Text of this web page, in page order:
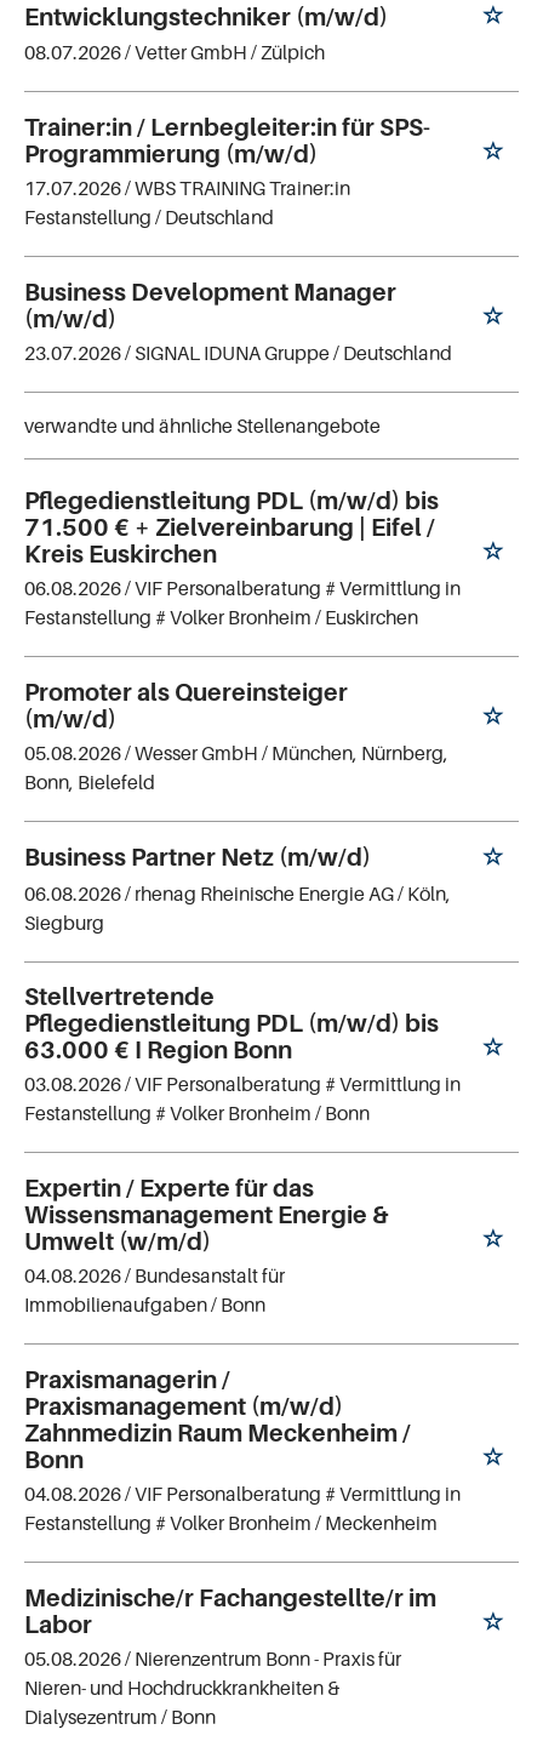
Entwicklungstechniker (m/w/d)
08.07.2026 /Vetter GmbH / Zülpich
Trainer:in / Lernbegleiter:in für SPS-
Programmierung (m/w/d)
17.07.2026 /WBS TRAINING Trainer:in
Festanstellung / Deutschland
Business Development Manager
(m/w/d)
23.07.2026 / SIGNAL IDUNA Gruppe/ Deutschland
verwandte und ähnliche Stellenangebote
Pflegedienstleitung PDL (m/w/d) bis
71.500 € + Zielvereinbarung | Eifel /
Kreis Euskirchen
06.08.2026 /VIF Personalberatung # Vermittlung in
Festanstellung # Volker Bronheim / Euskirchen
Promoter als Quereinsteiger
(m/w/d)
05.08.2026 /Wesser GmbH / München, Nürnberg,
Bonn, Bielefeld
Business Partner Netz (m/w/d)
06.08.2026 / rhenag Rheinische Energie AG/ Köln,
Siegburg
Stellvertretende
Pflegedienstleitung PDL (m/w/d) bis
63.000 € I Region Bonn
03.08.2026 /VIF Personalberatung # Vermittlung in
Festanstellung # Volker Bronheim / Bonn
Expertin / Experte für das
Wissensmanagement Energie &
Umwelt (w/m/d)
04.08.2026 / Bundesanstalt für
Immobilienaufgaben/ Bonn
Praxismanagerin /
Praxismanagement (m/w/d)
Zahnmedizin Raum Meckenheim /
Bonn
04.08.2026 /VIF Personalberatung # Vermittlung in
Festanstellung # Volker Bronheim / Meckenheim
Medizinische/r Fachangestellte/r im
Labor
05.08.2026 / Nierenzentrum Bonn - Praxis für
Nieren- und Hochdruckkrankheiten &
Dialysezentrum / Bonn